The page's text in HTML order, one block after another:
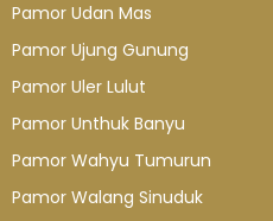
Pamor Udan Mas
Pamor Ujung Gunung
Pamor Uler Lulut
Pamor Unthuk Banyu
Pamor Wahyu Tumurun
Pamor Walang Sinuduk